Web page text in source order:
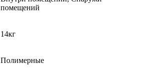
помещений
14кг
Полимерные